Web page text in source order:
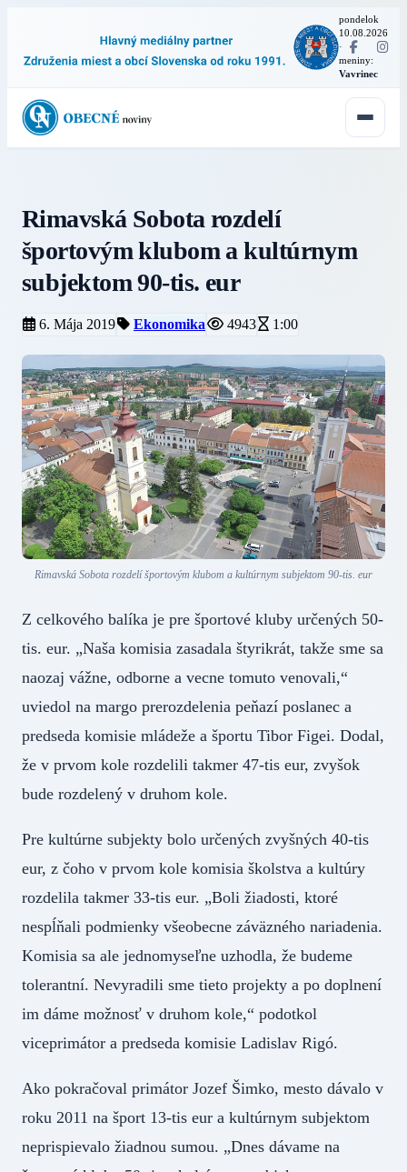
pondelok
10.08.2026
·
meniny:
Vavrinec
Rimavská Sobota rozdelí
športovým klubom a kultúrnym
subjektom 90-tis. eur
6. Mája 2019 Ekonomika 4943 1:00
Rimavská Sobota rozdelí športovým klubom a kultúrnym subjektom 90-tis. eur
Z celkového balíka je pre športové kluby určených 50-
tis. eur. „Naša komisia zasadala štyrikrát, takže sme sa
naozaj vážne, odborne a vecne tomuto venovali,“
uviedol na margo prerozdelenia peňazí poslanec a
predseda komisie mládeže a športu Tibor Figei. Dodal,
že v prvom kole rozdelili takmer 47-tis eur, zvyšok
bude rozdelený v druhom kole.
Pre kultúrne subjekty bolo určených zvyšných 40-tis
eur, z čoho v prvom kole komisia školstva a kultúry
rozdelila takmer 33-tis eur. „Boli žiadosti, ktoré
nespĺňali podmienky všeobecne záväzného nariadenia.
Komisia sa ale jednomyseľne uzhodla, že budeme
tolerantní. Nevyradili sme tieto projekty a po doplnení
im dáme možnosť v druhom kole,“ podotkol
viceprimátor a predseda komisie Ladislav Rigó.
Ako pokračoval primátor Jozef Šimko, mesto dávalo v
roku 2011 na šport 13-tis eur a kultúrnym subjektom
neprispievalo žiadnou sumou. „Dnes dávame na